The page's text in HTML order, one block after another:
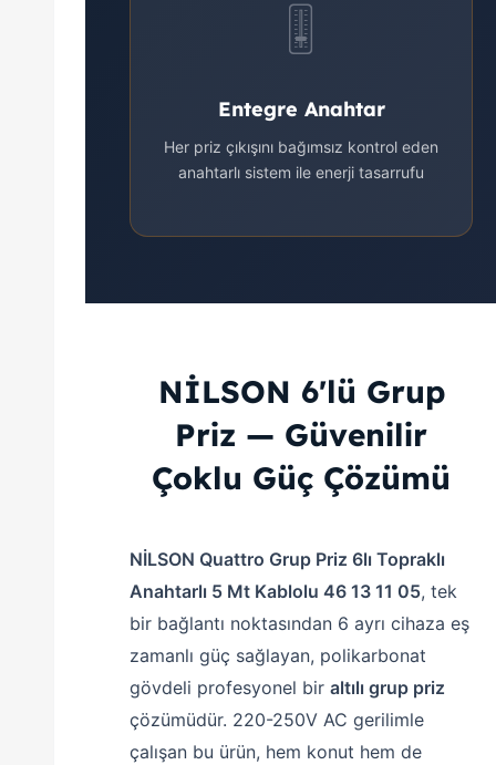
🎚️
Entegre Anahtar
Her priz çıkışını bağımsız kontrol eden
anahtarlı sistem ile enerji tasarrufu
NİLSON 6'lü Grup
Priz — Güvenilir
Çoklu Güç Çözümü
NİLSON Quattro Grup Priz 6lı Topraklı
Anahtarlı 5 Mt Kablolu 46 13 11 05, tek
bir bağlantı noktasından 6 ayrı cihaza eş
zamanlı güç sağlayan, polikarbonat
gövdeli profesyonel bir altılı grup priz
çözümüdür. 220-250V AC gerilimle
çalışan bu ürün, hem konut hem de